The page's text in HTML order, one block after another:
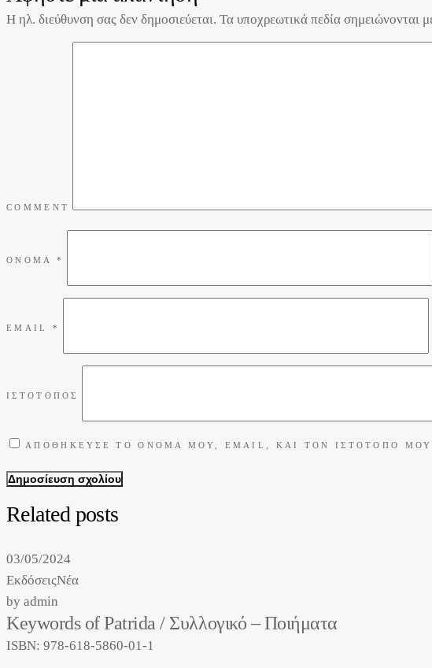
Η ηλ. διεύθυνση σας δεν δημοσιεύεται. Τα υποχρεωτικά πεδία σημειώνονται
COMMENT
ΌΝΟΜΑ *
EMAIL *
ΙΣΤΌΤΟΠΟΣ
ΑΠΟΘΉΚΕΥΣΕ ΤΟ ΌΝΟΜΆ ΜΟΥ, EMAIL, ΚΑΙ ΤΟΝ ΙΣΤΌΤΟΠΟ
Δημοσίευση σχολίου
Related posts
03/05/2024
ΕκδόσειςΝέα
by admin
Keywords of Patrida / Συλλογικό – Ποιήματα
ISBN: 978-618-5860-01-1